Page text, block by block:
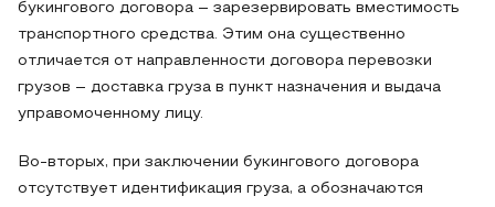
букингового договора – зарезервировать вместимость
транспортного средства. Этим она существенно
отличается от направленности договора перевозки
грузов – доставка груза в пункт назначения и выдача
управомоченному лицу.
Во-вторых, при заключении букингового договора
отсутствует идентификация груза, а обозначаются